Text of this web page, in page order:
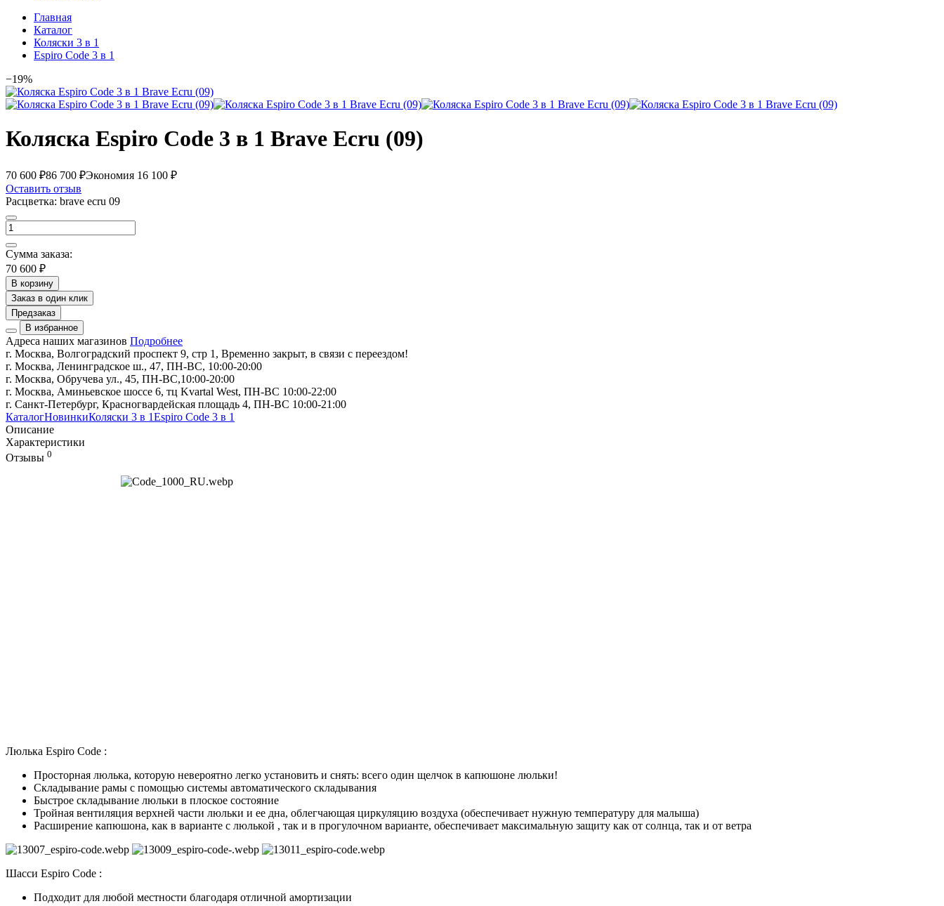
Главная
Каталог
Коляски 3 в 1
Espiro Code 3 в 1
−19%
Коляска Espiro Code 3 в 1 Brave Ecru (09)
70 600 ₽86 700 ₽Экономия 16 100 ₽
Оставить отзыв
Расцветка: brave ecru 09
Сумма заказа:
70 600 ₽
В корзину
Заказ в один клик
Предзаказ
В избранное
Адреса наших магазинов Подробнее
г. Москва, Волгоградский проспект 9, стр 1, Временно закрыт, в связи с переездом!
г. Москва, Ленинградское ш., 47, ПН-ВС, 10:00-20:00
г. Москва, Обручева ул., 45, ПН-ВС,10:00-20:00
г. Москва, Аминьевское шоссе 6, тц Kvartal West, ПН-ВС 10:00-22:00
г. Санкт-Петербург, Красногвардейская площадь 4, ПН-ВС 10:00-21:00
КаталогНовинкиКоляски 3 в 1Espiro Code 3 в 1
Описание
Характеристики
Отзывы 0
Люлька Espiro Code :
Просторная люлька, которую невероятно легко установить и снять: всего один щелчок в капюшоне люльки!
Складывание рамы с помощью системы автоматического складывания
Быстрое складывание люльки в плоское состояние
Тройная вентиляция верхней части люльки и ее дна, облегчающая циркуляцию воздуха (обеспечивает нужную температуру для малыша)
Расширение капюшона, как в варианте с люлькой , так и в прогулочном варианте, обеспечивает максимальную защиту как от солнца, так и от ветра
Шасси Espiro Code :
Подходит для любой местности благодаря отличной амортизации